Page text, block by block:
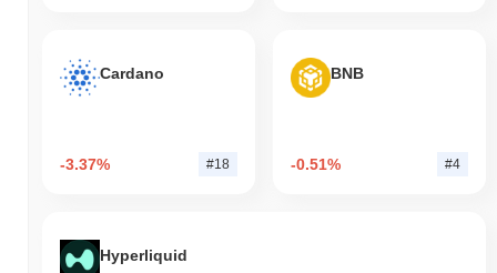
Cardano
-3.37% #18
BNB
-0.51% #4
Hyperliquid